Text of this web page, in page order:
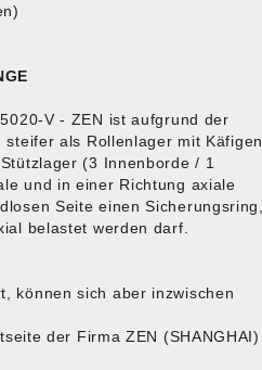
V - ZEN ist aufgrund der
als Rollenlager mit Käfigen.
(3 Innenborde / 1
und in einer Richtung axiale
Seite einen Sicherungsring,
belastet werden darf.
können sich aber inzwischen
der Firma ZEN (SHANGHAI)